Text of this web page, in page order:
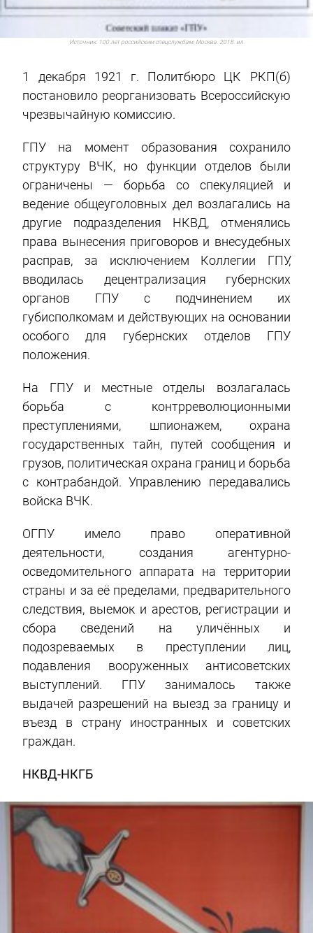
Источник: 100 лет российским спецслужбам. Москва. 2018. ил.
1 декабря 1921 г. Политбюро ЦК РКП(б)
постановило реорганизовать Всероссийскую
чрезвычайную комиссию.
ГПУ на момент образования сохранило
структуру ВЧК, но функции отделов были
ограничены — борьба со спекуляцией и
ведение общеуголовных дел возлагались на
другие подразделения НКВД, отменялись
права вынесения приговоров и внесудебных
расправ, за исключением Коллегии ГПУ,
вводилась децентрализация губернских
органов ГПУ с подчинением их
губисполкомам и действующих на основании
особого для губернских отделов ГПУ
положения.
На ГПУ и местные отделы возлагалась
борьба с контрреволюционными
преступлениями, шпионажем, охрана
государственных тайн, путей сообщения и
грузов, политическая охрана границ и борьба
с контрабандой. Управлению передавались
войска ВЧК.
ОГПУ имело право оперативной
деятельности, создания агентурно-
осведомительного аппарата на территории
страны и за её пределами, предварительного
следствия, выемок и арестов, регистрации и
сбора сведений на уличённых и
подозреваемых в преступлении лиц,
подавления вооруженных антисоветских
выступлений. ГПУ занималось также
выдачей разрешений на выезд за границу и
въезд в страну иностранных и советских
граждан.
НКВД-НКГБ